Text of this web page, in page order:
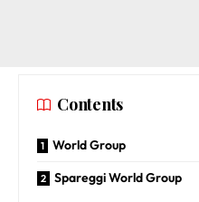
Contents
World Group
Spareggi World Group